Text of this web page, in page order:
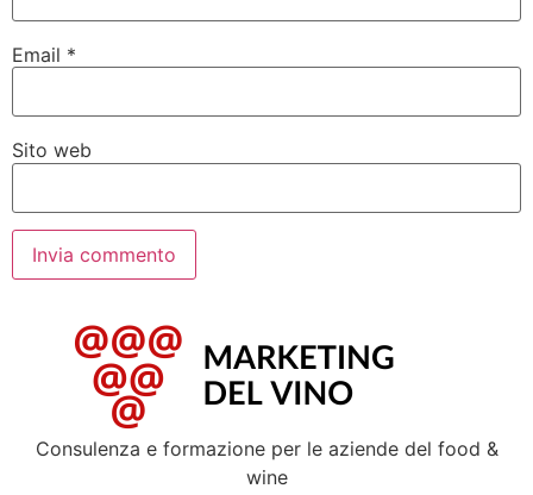
Email *
Sito web
Consulenza e formazione per le aziende del food &
wine